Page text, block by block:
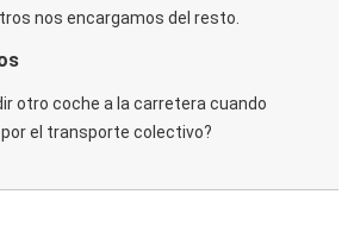
nos encargamos del resto.
otro coche a la carretera cuando
el transporte colectivo?